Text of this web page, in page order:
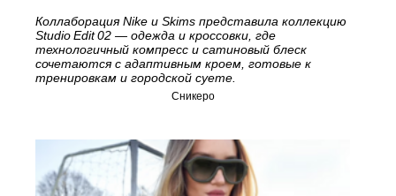
Коллаборация Nike и Skims представила коллекцию
Studio Edit 02 — одежда и кроссовки, где
технологичный компресс и сатиновый блеск
сочетаются с адаптивным кроем, готовые к
тренировкам и городской суете.
Сникеро